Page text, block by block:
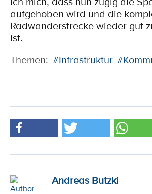
aufgehoben wird und die
Radwanderstrecke wieder gut
ist.
Themen: #Infrastruktur
Andreas Butzki